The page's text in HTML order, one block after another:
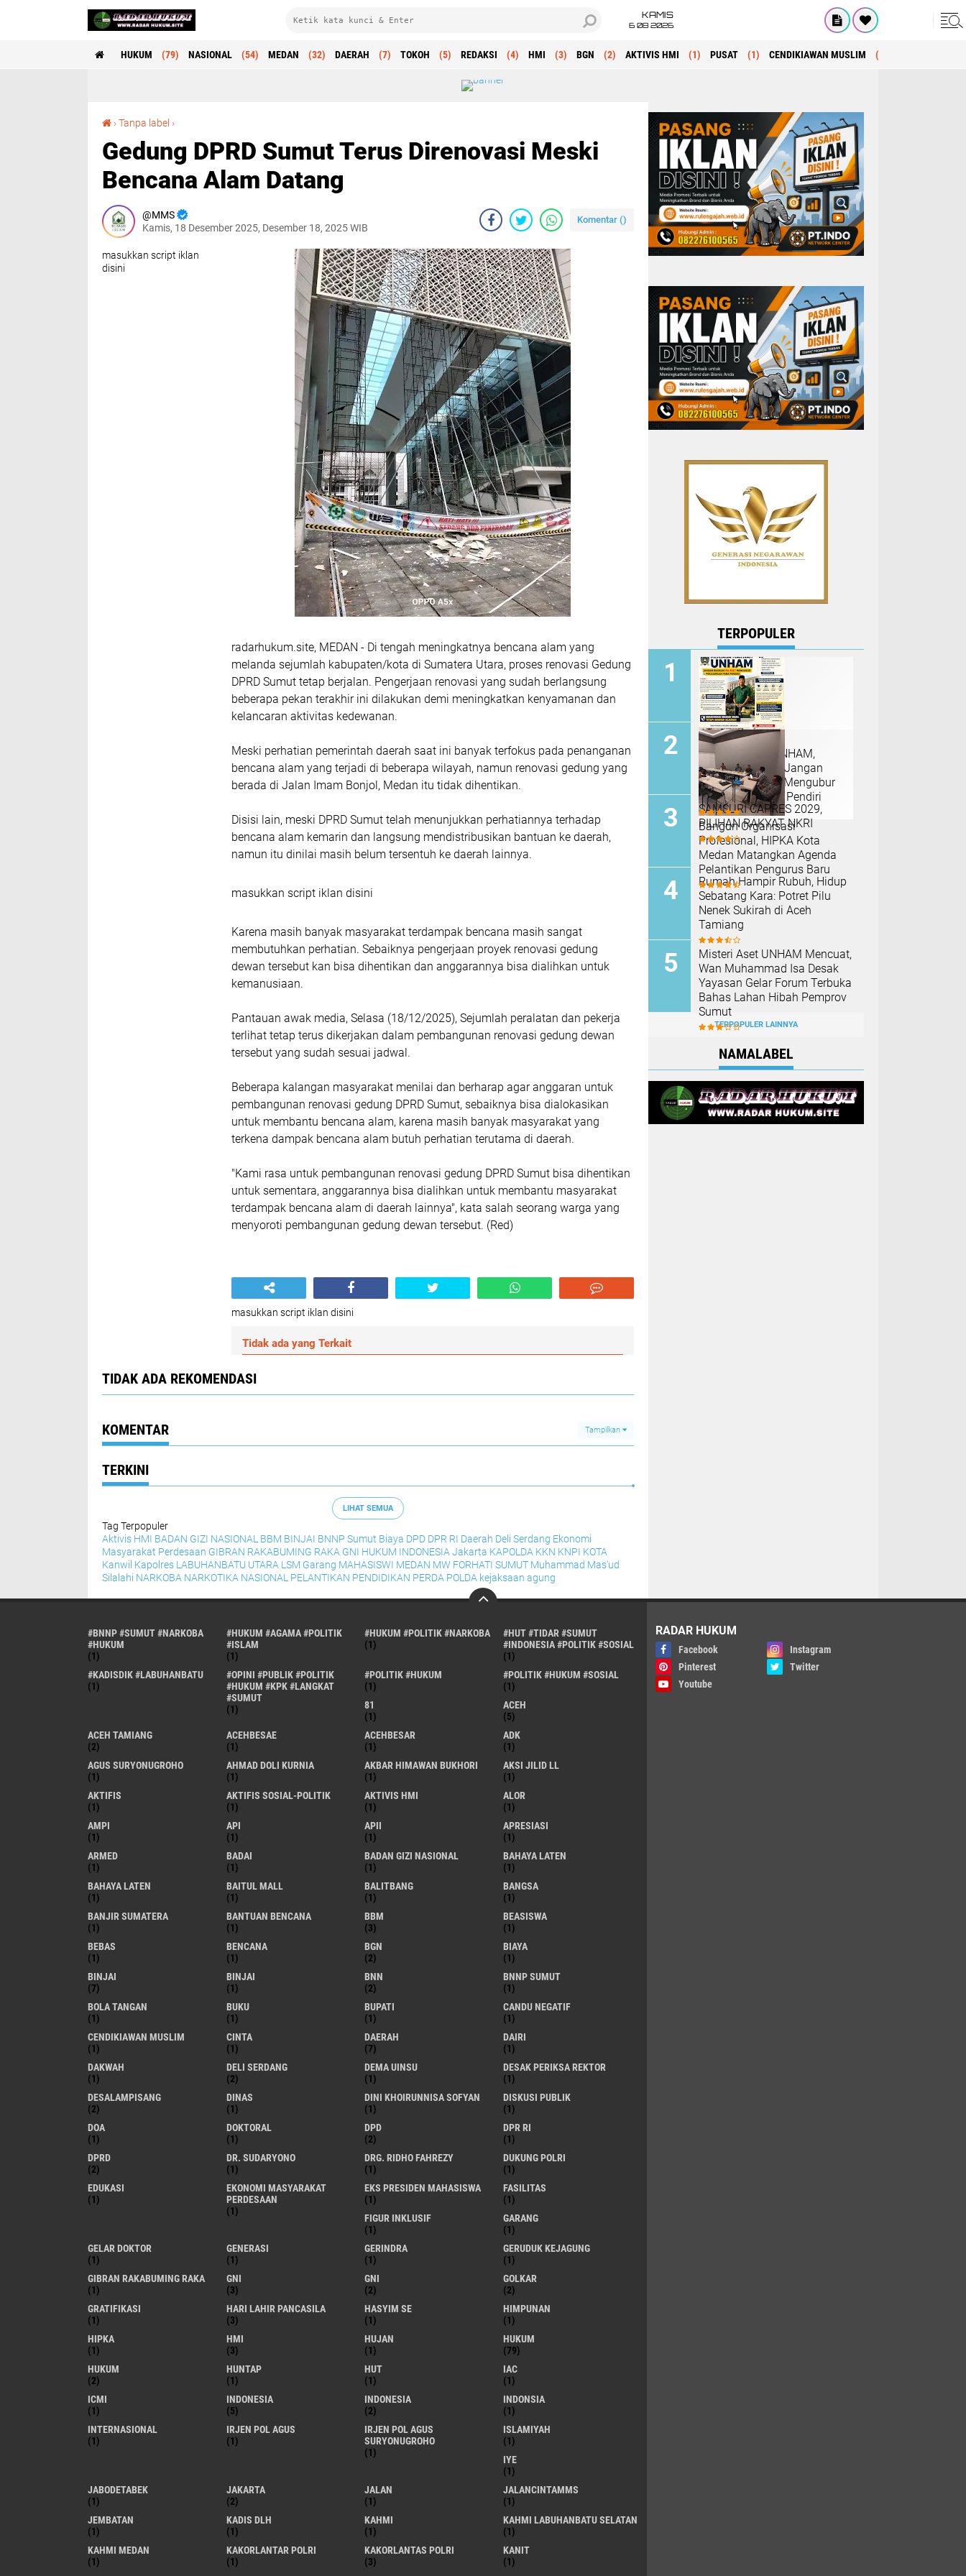
KAMIS
6 08 2026
HUKUM (79) NASIONAL (54) MEDAN (32) DAERAH (7) TOKOH (5) REDAKSI (4) HMI (3) BGN (2) AKTIVIS HMI (1) PUSAT (1) CENDIKIAWAN MUSLIM (1)
›Tanpa label ›
Gedung DPRD Sumut Terus Direnovasi Meski
Bencana Alam Datang
MMS
Kamis, 18 Desember 2025, Desember 18, 2025 WIB
Komentar ()
masukkan script iklan
disini
radarhukum.site, MEDAN - Di tengah meningkatnya bencana alam yang
melanda sejumlah kabupaten/kota di Sumatera Utara, proses renovasi Gedung
DPRD Sumut tetap berjalan. Pengerjaan renovasi yang sudah berlangsung
beberapa pekan terakhir ini dilakukan demi meningkatkan kenyamanan dan
kelancaran aktivitas kedewanan.
Meski perhatian pemerintah daerah saat ini banyak terfokus pada penanganan
bencana alam yang terjadi di beberapa wilayah, namun renovasi gedung yang
berada di Jalan Imam Bonjol, Medan itu tidak dihentikan.
Disisi lain, meski DPRD Sumut telah menunjukkan perhatiannya terhadap
bencana alam kemarin dan langsung mendistribusikan bantuan ke daerah,
namun itu dinilai masih belum tersentuh ke daerah lainnya.
masukkan script iklan disini
Karena masih banyak masyarakat terdampak bencana masih sangat
membutuhkan perhatian. Sebaiknya pengerjaan proyek renovasi gedung
dewan tersebut kan bisa dihentikan dan anggarannya bisa dialihkan untuk
kemanusiaan.
Pantauan awak media, Selasa (18/12/2025), Sejumlah peralatan dan pekerja
terlihat tetap terus dikerjakan dalam pembangunan renovasi gedung dewan
tersebut yang sudah sesuai jadwal.
Beberapa kalangan masyarakat menilai dan berharap agar anggaran untuk
pembangunan renovasi gedung DPRD Sumut, sebaiknya bisa dialokasikan
untuk membantu bencana alam, karena masih banyak masyarakat yang
terkena dampak bencana alam butuh perhatian terutama di daerah.
"Kami rasa untuk pembangunan renovasi gedung DPRD Sumut bisa dihentikan
untuk sementara, anggarannya bisa dialihkan untuk membantu masyarakat
terdampak bencana alam di daerah lainnya", kata salah seorang warga yang
menyoroti pembangunan gedung dewan tersebut. (Red)
masukkan script iklan disini
Tidak ada yang Terkait
TIDAK ADA REKOMENDASI
KOMENTAR Tampilkan
TERKINI
LIHAT SEMUA
Tag Terpopuler
Aktivis HMI BADAN GIZI NASIONAL BBM BINJAI BNNP Sumut Biaya DPD DPR RI Daerah Deli Serdang Ekonomi
Masyarakat Perdesaan GIBRAN RAKABUMING RAKA GNI HUKUM INDONESIA Jakarta KAPOLDA KKN KNPI KOTA
Kanwil Kapolres LABUHANBATU UTARA LSM Garang MAHASISWI MEDAN MW FORHATI SUMUT Muhammad Mas'ud
Silalahi NARKOBA NARKOTIKA NASIONAL PELANTIKAN PENDIDIKAN PERDA POLDA kejaksaan agung
TERPOPULER
Jaga Marwah UNHAM,
Muhammad Isa: Jangan
Biarkan Isu Aset Mengubur
Perjuangan Para Pendiri
Bangun Organisasi
Profesional, HIPKA Kota
Medan Matangkan Agenda
Pelantikan Pengurus Baru
SAMSURI CAPRES 2029,
PILIHAN RAKYAT NKRI
Rumah Hampir Rubuh, Hidup
Sebatang Kara: Potret Pilu
Nenek Sukirah di Aceh
Tamiang
Misteri Aset UNHAM Mencuat,
Wan Muhammad Isa Desak
Yayasan Gelar Forum Terbuka
Bahas Lahan Hibah Pemprov
Sumut
TERPOPULER LAINNYA
NAMALABEL
#BNNP #SUMUT #NARKOBA
#HUKUM
(1)
#HUKUM #AGAMA #POLITIK
#ISLAM
(1)
#HUKUM #POLITIK #NARKOBA
(1)
#HUT #TIDAR #SUMUT
#INDONESIA #POLITIK #SOSIAL
(1)
#KADISDIK #LABUHANBATU
(1)
#OPINI #PUBLIK #POLITIK
#HUKUM #KPK #LANGKAT
#SUMUT
(1)
#POLITIK #HUKUM
(1)
#POLITIK #HUKUM #SOSIAL
(1)
81
(1)
ACEH
(5)
ACEH TAMIANG
(2)
ACEHBESAE
(1)
ACEHBESAR
(1)
ADK
(1)
AGUS SURYONUGROHO
(1)
AHMAD DOLI KURNIA
(1)
AKBAR HIMAWAN BUKHORI
(1)
AKSI JILID LL
(1)
AKTIFIS
(1)
AKTIFIS SOSIAL-POLITIK
(1)
AKTIVIS HMI
(1)
ALOR
(1)
AMPI
(1)
API
(1)
APII
(1)
APRESIASI
(1)
ARMED
(1)
BADAI
(1)
BADAN GIZI NASIONAL
(1)
BAHAYA LATEN
(1)
BAHAYA LATEN
(1)
BAITUL MALL
(1)
BALITBANG
(1)
BANGSA
(1)
BANJIR SUMATERA
(1)
BANTUAN BENCANA
(1)
BBM
(3)
BEASISWA
(1)
BEBAS
(1)
BENCANA
(1)
BGN
(2)
BIAYA
(1)
BINJAI
(7)
BINJAI
(1)
BNN
(2)
BNNP SUMUT
(1)
BOLA TANGAN
(1)
BUKU
(1)
BUPATI
(1)
CANDU NEGATIF
(1)
CENDIKIAWAN MUSLIM
(1)
CINTA
(1)
DAERAH
(7)
DAIRI
(1)
DAKWAH
(1)
DELI SERDANG
(2)
DEMA UINSU
(1)
DESAK PERIKSA REKTOR
(1)
DESALAMPISANG
(2)
DINAS
(1)
DINI KHOIRUNNISA SOFYAN
(1)
DISKUSI PUBLIK
(1)
DOA
(1)
DOKTORAL
(1)
DPD
(2)
DPR RI
(1)
DPRD
(2)
DR. SUDARYONO
(1)
DRG. RIDHO FAHREZY
(1)
DUKUNG POLRI
(1)
EDUKASI
(1)
EKONOMI MASYARAKAT
PERDESAAN
(1)
EKS PRESIDEN MAHASISWA
(1)
FASILITAS
(1)
FIGUR INKLUSIF
(1)
GARANG
(1)
GELAR DOKTOR
(1)
GENERASI
(1)
GERINDRA
(1)
GERUDUK KEJAGUNG
(1)
GIBRAN RAKABUMING RAKA
(1)
GNI
(3)
GNI
(2)
GOLKAR
(2)
GRATIFIKASI
(1)
HARI LAHIR PANCASILA
(3)
HASYIM SE
(1)
HIMPUNAN
(1)
HIPKA
(1)
HMI
(3)
HUJAN
(1)
HUKUM
(79)
HUKUM
(2)
HUNTAP
(1)
HUT
(1)
IAC
(1)
ICMI
(1)
INDONESIA
(5)
INDONESIA
(2)
INDONSIA
(1)
INTERNASIONAL
(1)
IRJEN POL AGUS
(1)
IRJEN POL AGUS
SURYONUGROHO
(1)
ISLAMIYAH
(1)
IYE
(1)
JABODETABEK
(1)
JAKARTA
(2)
JALAN
(1)
JALANCINTAMMS
(1)
JEMBATAN
(1)
KADIS DLH
(1)
KAHMI
(1)
KAHMI LABUHANBATU SELATAN
(1)
KAHMI MEDAN
(1)
KAKORLANTAR POLRI
(1)
KAKORLANTAS POLRI
(3)
KANIT
(1)
RADAR HUKUM
Facebook
Instagram
Pinterest
Twitter
Youtube